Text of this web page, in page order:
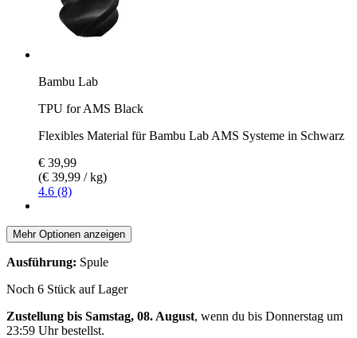
Bambu Lab
TPU for AMS Black
Flexibles Material für Bambu Lab AMS Systeme in Schwarz
€ 39,99
(€ 39,99 / kg)
4.6 (8)
Mehr Optionen anzeigen
Ausführung: Spule
Noch 6 Stück auf Lager
Zustellung bis Samstag, 08. August, wenn du bis Donnerstag um
23:59 Uhrbestellst.